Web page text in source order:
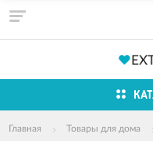
Главная Товары для дома